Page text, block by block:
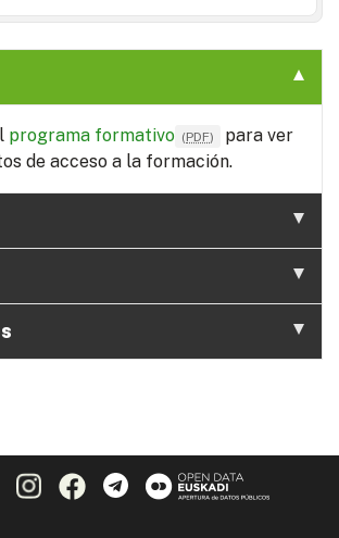
programa formativo (PDF)
para ver
de acceso a la formación.